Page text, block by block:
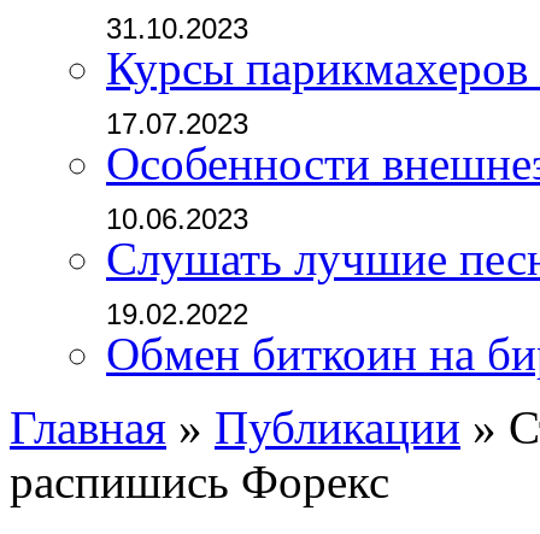
31.10.2023
Курсы
17.07.2023
Особенности
10.06.2023
Слушать лучшие
19.02.2022
Обмен биткоин на
Главная » Публикации »
распишись Форекс